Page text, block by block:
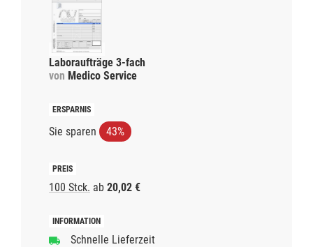
Laboraufträge 3-fach
von Medico Service
Sie sparen 43%
100 Stck. ab 20,02 €
Schnelle Lieferzeit